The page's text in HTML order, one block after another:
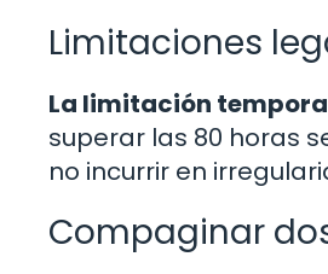
Limitaciones
La limitación
superar las 80 horas
no incurrir en
Compaginar